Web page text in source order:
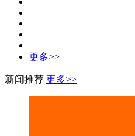
更多>>
新闻推荐 更多>>